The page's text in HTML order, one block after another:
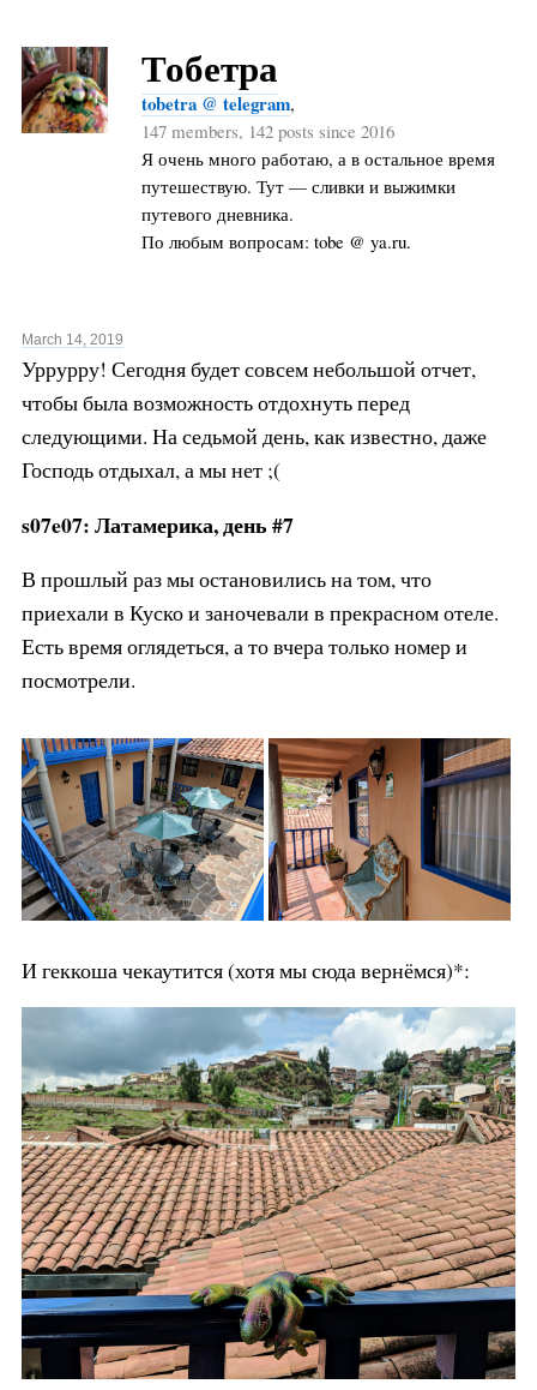
Тобетра
tobetra @ telegram,
147 members, 142 posts since 2016
Я очень много работаю, а в остальное время
путешествую. Тут — сливки и выжимки
путевого дневника.
По любым вопросам: tobe @ ya.ru.
March 14, 2019
Уррурру! Сегодня будет совсем небольшой отчет,
чтобы была возможность отдохнуть перед
следующими. На седьмой день, как известно, даже
Господь отдыхал, а мы нет ;(
s07e07: Латамерика, день #7
В прошлый раз мы остановились на том, что
приехали в Куско и заночевали в прекрасном отеле.
Есть время оглядеться, а то вчера только номер и
посмотрели.
И геккоша чекаутится (хотя мы сюда вернёмся)*: